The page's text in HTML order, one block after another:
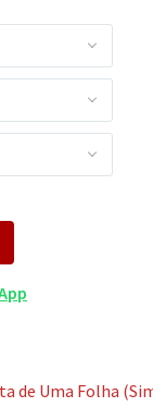
de Uma Folha